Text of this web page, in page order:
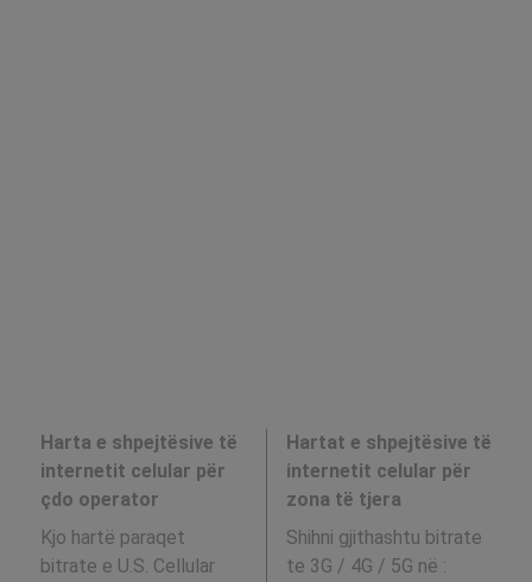
Harta e shpejtësive të
internetit celular për
çdo operator
Kjo hartë paraqet
bitrate e U.S. Cellular
Hartat e shpejtësive të
internetit celular për
zona të tjera
Shihni gjithashtu bitrate
te 3G / 4G / 5G në :